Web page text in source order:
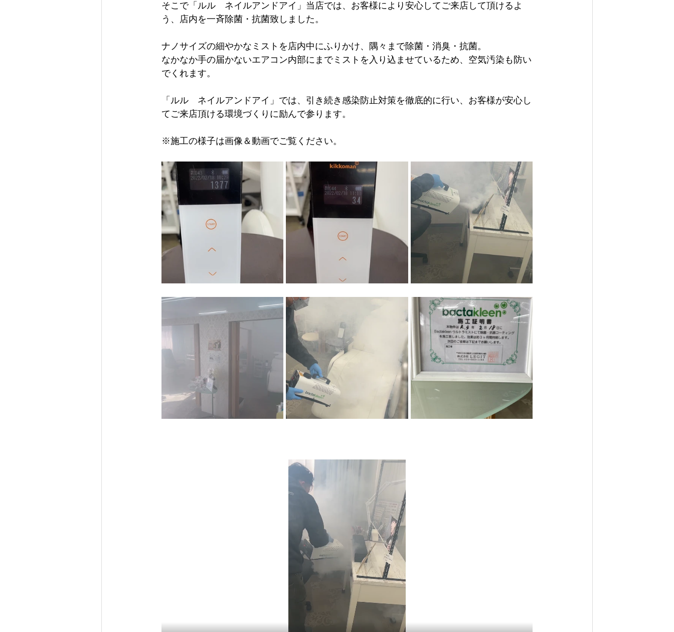
そこで「ルル　ネイルアンドアイ」当店では、お客様により安心してご来店して頂けるよ
う、店内を一斉除菌・抗菌致しました。
ナノサイズの細やかなミストを店内中にふりかけ、隅々まで除菌・消臭・抗菌。
なかなか手の届かないエアコン内部にまでミストを入り込ませているため、空気汚染も防い
でくれます。
「ルル　ネイルアンドアイ」では、引き続き感染防止対策を徹底的に行い、お客様が安心し
てご来店頂ける環境づくりに励んで参ります。
※施工の様子は画像＆動画でご覧ください。